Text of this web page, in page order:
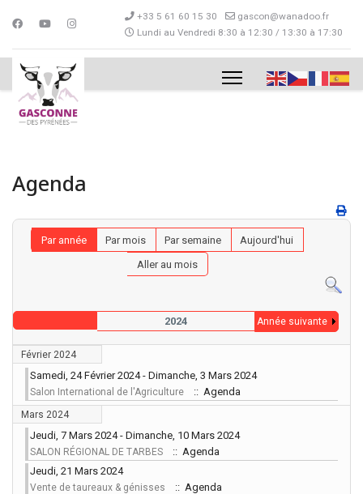
+33 5 61 60 15 30
gascon@wanadoo.fr
Lundi au Vendredi 8:30 à 12:30 / 13:30 à 17:30
Agenda
Par année Par mois Par semaine
Aujourd'hui
Aller au mois
2024 Année suivante
Février 2024
Samedi, 24 Février 2024 - Dimanche, 3 Mars 2024
Salon International de l'Agriculture :: Agenda
Mars 2024
Jeudi, 7 Mars 2024 - Dimanche, 10 Mars 2024
SALON RÉGIONAL DE TARBES
:: Agenda
Jeudi, 21 Mars 2024
Vente de taureaux & génisses :: Agenda